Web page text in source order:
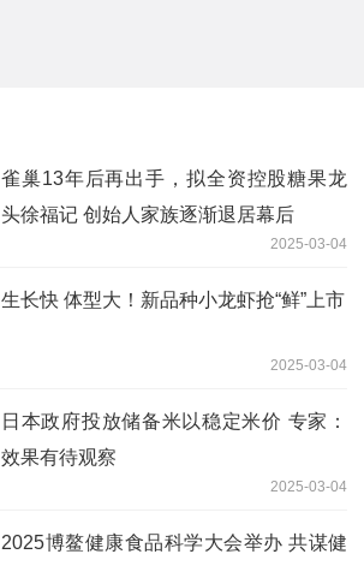
雀巢13年后再出手，拟全资控股糖果龙
头徐福记 创始人家族逐渐退居幕后
2025-03-04
生长快 体型大！新品种小龙虾抢“鲜”上市
2025-03-04
日本政府投放储备米以稳定米价 专家：
效果有待观察
2025-03-04
2025博鳌健康食品科学大会举办 共谋健